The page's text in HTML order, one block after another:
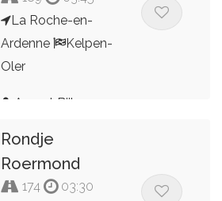
La Roche-en-
Ardenne
Kelpen-
Oler
Arnout Bijl
Rondje
Roermond
174
03:30